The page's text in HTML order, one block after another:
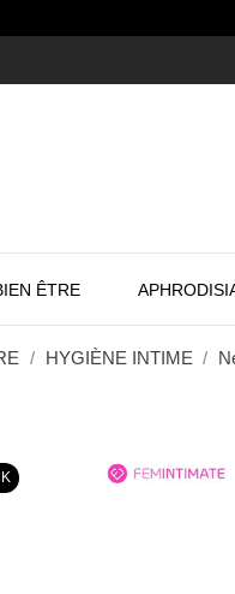
ÊTRE
HYGIÈNE INTIME